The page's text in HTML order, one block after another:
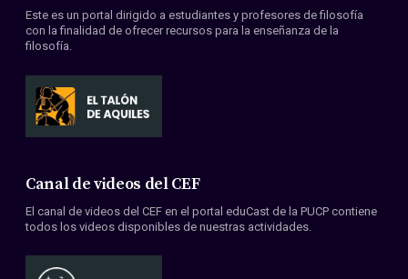
Convenios
Este es un portal dirigido a estudiantes y profesores de filosofía
con la finalidad de ofrecer recursos para la enseñanza de la
filosofía.
Canal de videos del CEF
El canal de videos del CEF en el portal eduCast de la PUCP contiene
todos los videos disponibles de nuestras actividades.